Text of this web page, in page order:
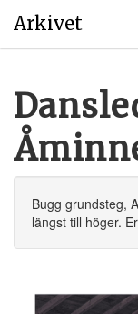
Arkivet
Bugg grundsteg,
längst till höger.